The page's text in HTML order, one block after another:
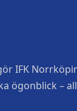
IFK
ögonblick –